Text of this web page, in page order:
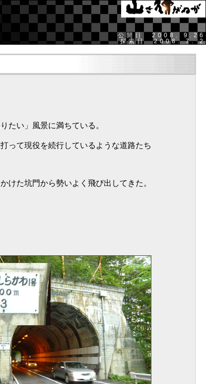
公開日 2008. 9.26
探索日 2008. 7. 2
たい」風景に満ちている。
って現役を続行しているような道路たち
けた坑門から勢いよく飛び出してきた。